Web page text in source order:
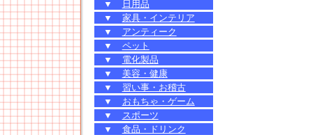
▼
日用品
▼
家具・インテリア
▼
アンティーク
▼
ペット
▼
電化製品
▼
美容・健康
▼
習い事・お稽古
▼
おもちゃ・ゲーム
▼
スポーツ
▼
食品・ドリンク